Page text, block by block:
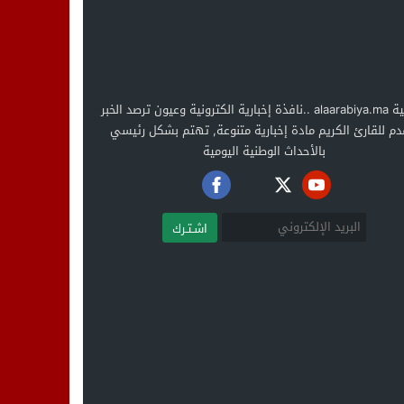
العربية alaarabiya.ma ..نافذة إخبارية الكترونية وعيون ترصد الخبر
للقارئ الكريم مادة إخبارية متنوعة, تهتم بشكل رئيسي
بالأحداث الوطنية اليومية
اشـتـرك